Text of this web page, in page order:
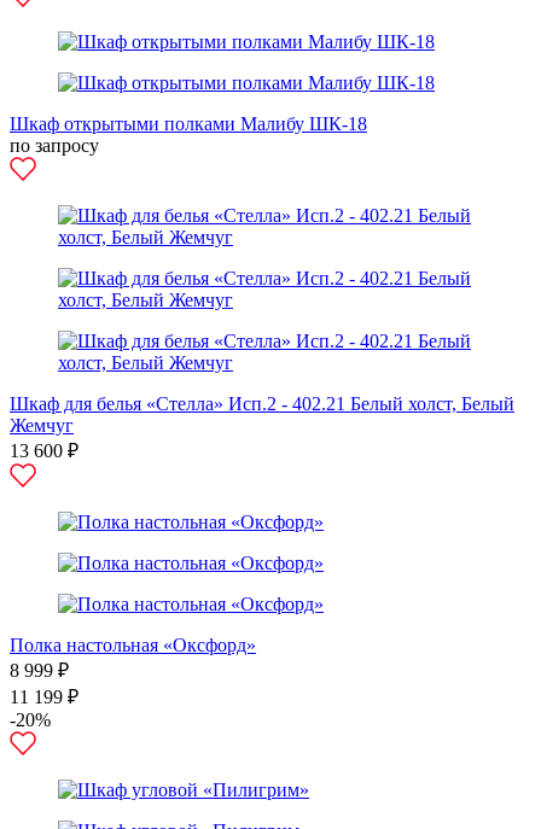
Шкаф открытыми полками Малибу ШК-18
по запросу
Шкаф для белья «Стелла» Исп.2 - 402.21 Белый холст, Белый
Жемчуг
13 600 ₽
Полка настольная «Оксфорд»
8 999 ₽
11 199 ₽
-20%